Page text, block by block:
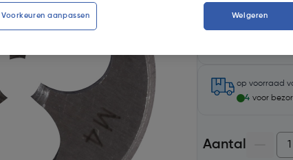
Selecteer
op voorraad
4 voor
Aantal
Voorkeuren aanpassen Weigeren